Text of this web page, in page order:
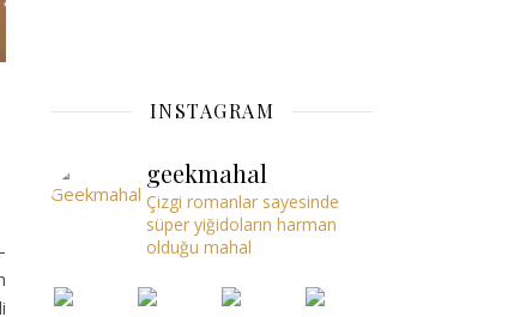
INSTAGRAM
geekmahal
Çizgi romanlar sayesinde
süper yiğidoların harman
olduğu mahal